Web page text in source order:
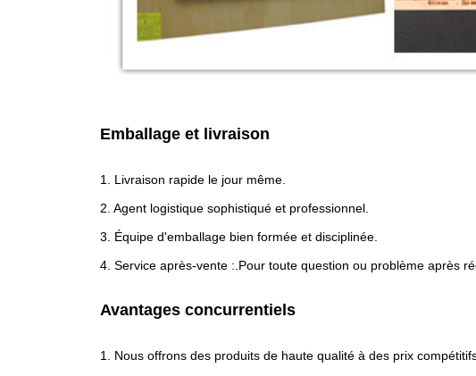
Emballage et livraison
1. Livraison rapide le jour même.
2. Agent logistique sophistiqué et professionnel.
3. Équipe d'emballage bien formée et disciplinée.
4. Service après-vente :.Pour toute question ou problème après
Avantages concurrentiels
1. Nous offrons des produits de haute qualité à des prix